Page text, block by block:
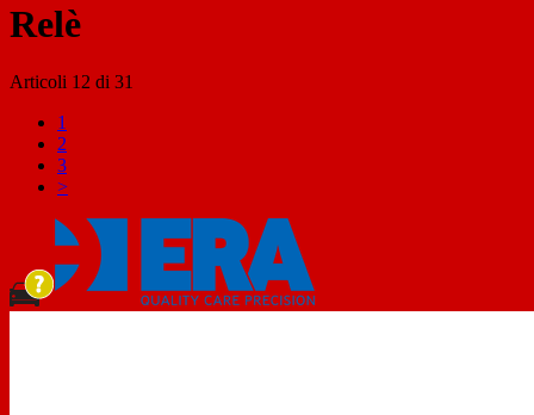
Relè
Articoli 12 di 31
1
2
3
>